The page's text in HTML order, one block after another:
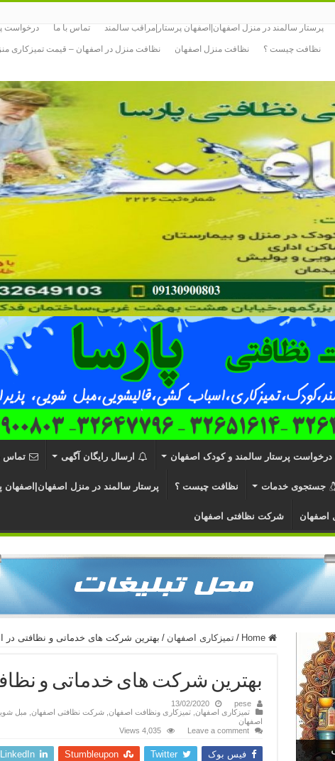
پرستار سالمند در منزل اصفهان|اصفهان پرستار|مراقب سالمند تماس با ما درخواست
نظافت چیست ؟ نظافت منزل اصفهان نظافت منزل در اصفهان – قیمت تمیزکاری
درخواست پرستار سالمند و کودک اصفهان ارسال رایگان آگهی تماس
جستجوی خدمات نظافت چیست ؟ پرستار سالمند در منزل اصفهان|اصفهان
اصفهان شرکت نظافتی اصفهان
Home
/ تمیزکاری اصفهان / بهترین شرکت های خدماتی و نظافتی در
بهترین شرکت های خدماتی و
pese
13/02/2020
تمیزکاری اصفهان ,تمیزکاری ونظافت اصفهان ,شرکت نظافتی اصفهان مبل
اصفهان
Leave a comment
4,035 Views
فیس بوک Twitter
Stumbleupon
LinkedIn